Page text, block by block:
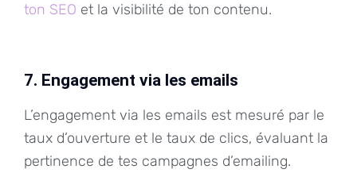
ton SEO et la visibilité de ton contenu.
7. Engagement via les emails
L’engagement via les emails est mesuré par le
taux d’ouverture et le taux de clics, évaluant la
pertinence de tes campagnes d’emailing.